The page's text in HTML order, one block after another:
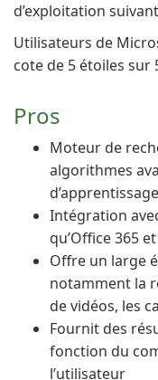
d’exploitation
Utilisateurs de
cote de 5 étoiles sur
Pros
Moteur de
algorithmes
Intégration
qu’Office 365
Offre un large
notamment la
de vidéos, les
Fournit des
fonction du
l’utilisateur